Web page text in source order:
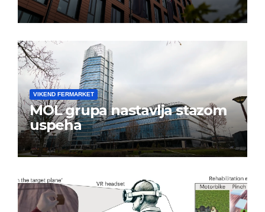
VIKEND FERMARKET
MOL grupa nastavlja stazom
uspeha